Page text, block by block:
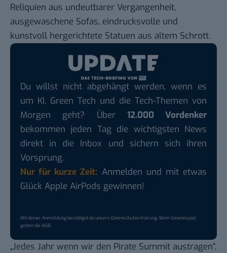
Reliquien aus undeutbarer Vergangenheit,
ausgewaschene Sofas, eindrucksvolle und
kunstvoll hergerichtete Statuen aus altem Schrott.
Du willst nicht abgehängt werden, wenn es
um KI, Green Tech und die Tech-Themen von
Morgen geht? Über 12.000 Vordenker
bekommen jeden Tag die wichtigsten News
direkt in die Inbox und sichern sich ihren
Vorsprung.
Nur für kurze Zeit: Anmelden und mit etwas
Glück Apple AirPods gewinnen!
Mit deiner Anmeldung bestätigst du unsereDatenschutzerklärung. Beim Gewinnspiel
gelten dieAGB.
„Jedes Jahr wenn wir den Pirate Summit austragen“,